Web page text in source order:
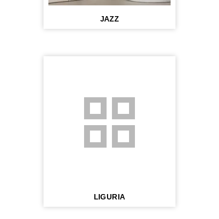
JAZZ
grid_view
LIGURIA